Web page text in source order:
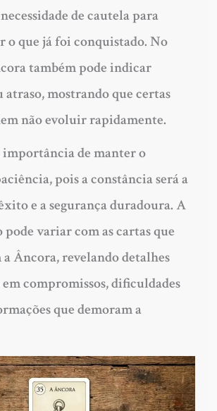
de cautela para
o que já foi conquistado. No
também pode indicar
atraso, mostrando que certas
não evoluir rapidamente.
importância de manter o
pois a constância será a
e a segurança duradoura. A
variar com as cartas que
Âncora, revelando detalhes
em compromissos, dificuldades
que demoram a